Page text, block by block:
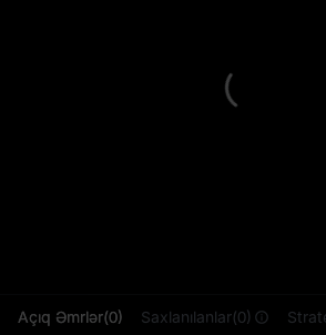
Açıq Əmrlər(0) Saxlanılanlar(0)